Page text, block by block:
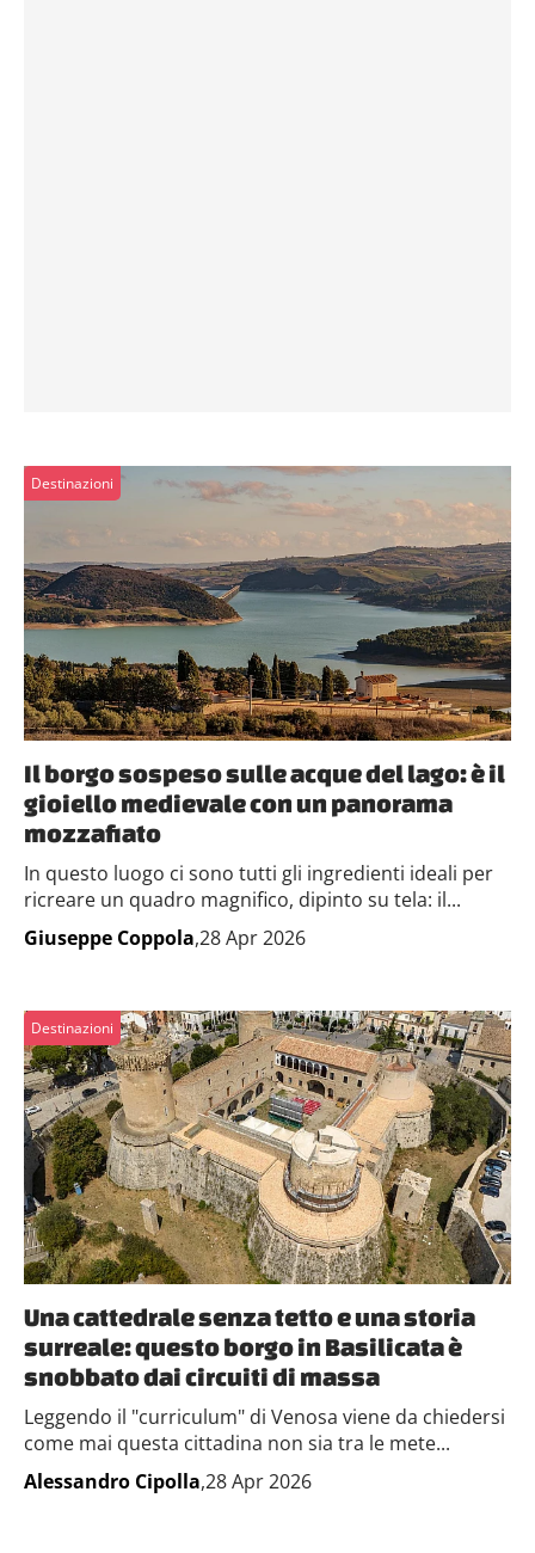
Destinazioni
Il borgo sospeso sulle acque del lago: è il
gioiello medievale con un panorama
mozzafiato
In questo luogo ci sono tutti gli ingredienti ideali per
ricreare un quadro magnifico, dipinto su tela: il...
Giuseppe Coppola,28 Apr 2026
Destinazioni
Una cattedrale senza tetto e una storia
surreale: questo borgo in Basilicata è
snobbato dai circuiti di massa
Leggendo il "curriculum" di Venosa viene da chiedersi
come mai questa cittadina non sia tra le mete...
Alessandro Cipolla,28 Apr 2026